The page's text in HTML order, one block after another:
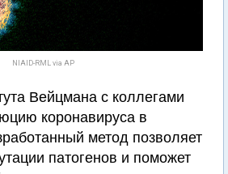
NIAID-RML via AP
Вейцмана с коллегами
коронавируса в
метод позволяет
патогенов и поможет